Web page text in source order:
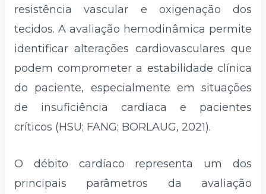
resistência vascular e oxigenação dos
tecidos. A avaliação hemodinâmica permite
identificar alterações cardiovasculares que
podem comprometer a estabilidade clínica
do paciente, especialmente em situações
de insuficiência cardíaca e pacientes
críticos (HSU; FANG; BORLAUG, 2021).
O débito cardíaco representa um dos
principais parâmetros da avaliação